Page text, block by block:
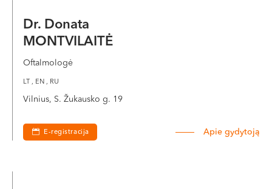
Dr. Donata
MONTVILAITĖ
Oftalmologė
LT , EN , RU
Vilnius, S. Žukausko g. 19
E-registracija Apie gydytoją